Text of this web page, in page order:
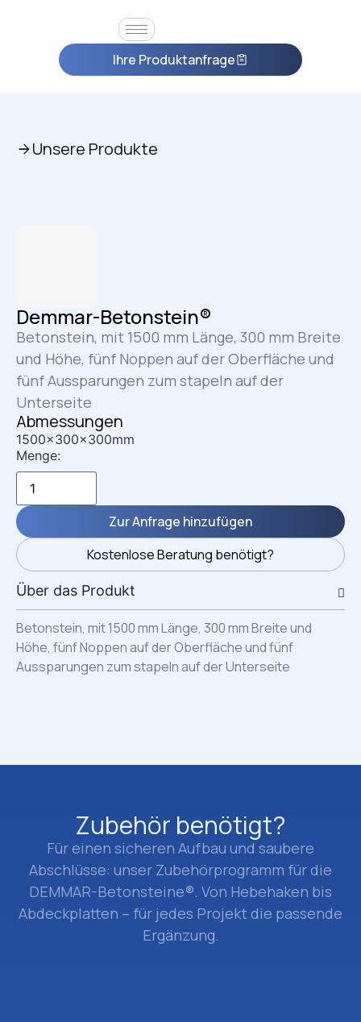
Ihre Produktanfrage
Unsere Produkte
Demmar-Betonstein®
Betonstein, mit 1500 mm Länge, 300 mm Breite
und Höhe, fünf Noppen auf der Oberfläche und
fünf Aussparungen zum stapeln auf der
Unterseite
Abmessungen
1500x300x300mm
Menge:
Zur Anfrage hinzufügen
Kostenlose Beratung benötigt?
Über das Produkt
Betonstein, mit 1500 mm Länge, 300 mm Breite und
Höhe, fünf Noppen auf der Oberfläche und fünf
Aussparungen zum stapeln auf der Unterseite
Zubehör benötigt?
Für einen sicheren Aufbau und saubere
Abschlüsse: unser Zubehörprogramm für die
DEMMAR-Betonsteine®. Von Hebehaken bis
Abdeckplatten – für jedes Projekt die passende
Ergänzung.